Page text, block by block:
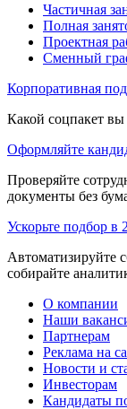
Частичная
Полная
Проектная
Сменный
Корпоративная
Какой соцпакет
Оформляйте
Проверяйте
документы без
Ускорьте подбор в
Автоматизируйте
собирайте
О компании
Наши
Партнерам
Реклама на
Новости и
Инвесторам
Кандидаты